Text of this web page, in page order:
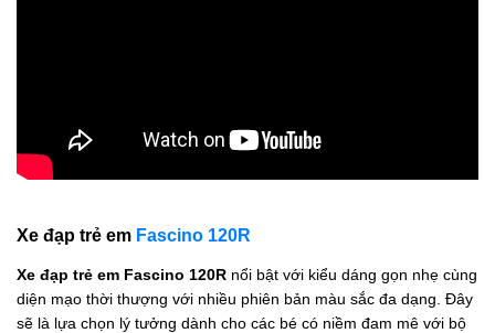
Xe đạp trẻ em Fascino 120R
Xe đạp trẻ em Fascino 120R nổi bật với kiểu dáng gọn nhẹ cùng
diện mạo thời thượng với nhiều phiên bản màu sắc đa dạng. Đây
sẽ là lựa chọn lý tưởng dành cho các bé có niềm đam mê với bộ